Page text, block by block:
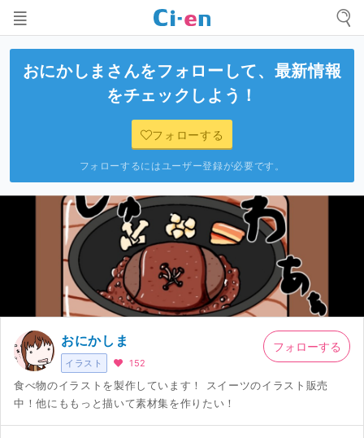
おにかしま さんをフォローして、最新情報
をチェックしよう！
フォローする
フォローするにはユーザー登録が必要です。
イラスト
おにかしま
152
食べ物のイラストを製作しています！ スイーツのイラスト販売
中！他にももっと描いて素材集を作りたい！
フォローする